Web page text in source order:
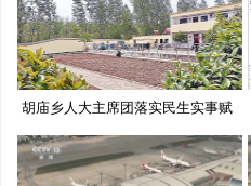
胡庙乡人大主席团落实民生实事赋
能